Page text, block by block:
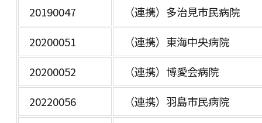
20190047
（連携）多治見市民病院
20200051
（連携）東海中央病院
20200052
（連携）博愛会病院
20220056
（連携）羽島市民病院